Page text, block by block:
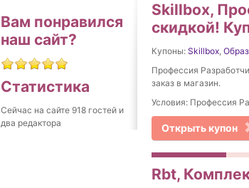
Вам понравился
наш сайт?
Статистика
Сейчас на сайте 918 гостей и
два редактора
Skillbox,
скидкой!
Купоны: Skillbox,
Профессия
заказ в магазин.
Условия: Профессия
Открыть купон
Rbt,